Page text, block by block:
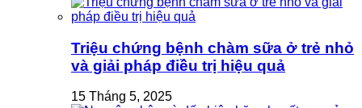
Triệu chứng bệnh chàm sữa ở trẻ nhỏ
và giải pháp điều trị hiệu quả
15 Tháng 5, 2025